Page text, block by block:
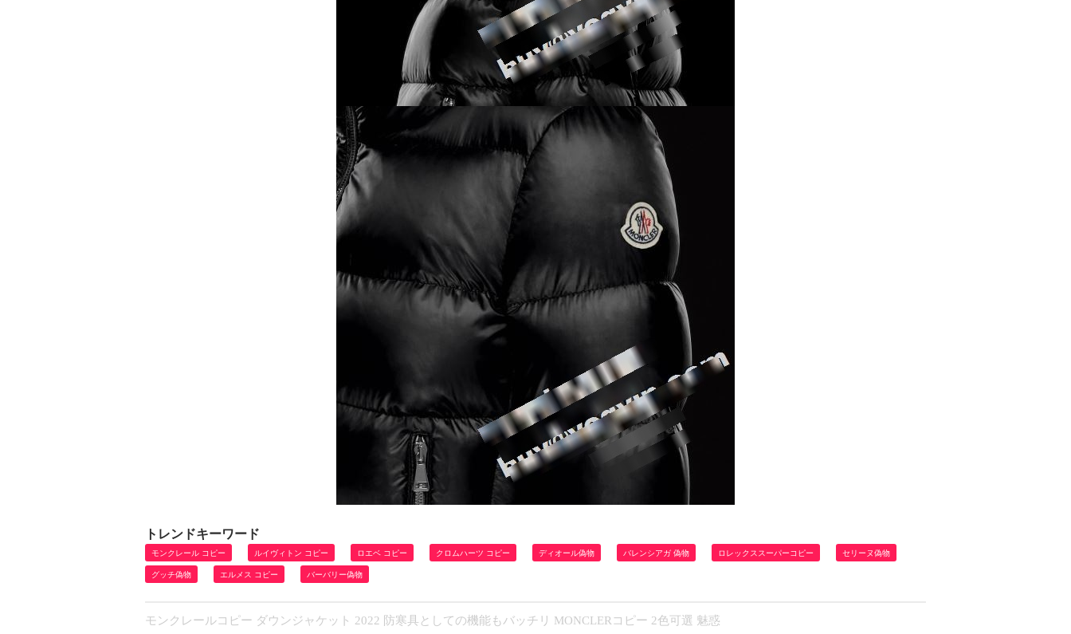
トレンドキーワード
モンクレール コピー ルイヴィトン コピー ロエベ コピー クロムハーツ コピー ディオール偽物 バレンシアガ 偽物 ロレックススーパーコピー セリーヌ偽物
グッチ偽物 エルメス コピー バーバリー偽物
モンクレールコピー ダウンジャケット 2022 防寒具としての機能もバッチリ MONCLERコピー 2色可選 魅惑